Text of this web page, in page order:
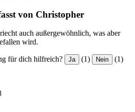
von Christopher
auch außergewöhnlich, was aber
wird.
für dich hilfreich? Ja (1) Nein (1)